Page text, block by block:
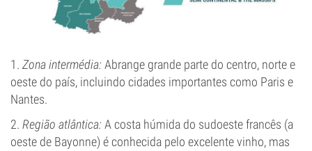
1. Zona intermédia: Abrange grande parte do centro, norte e
oeste do país, incluindo cidades importantes como Paris e
Nantes.
2. Região atlântica: A costa húmida do sudoeste francês (a
oeste de Bayonne) é conhecida pelo excelente vinho, mas